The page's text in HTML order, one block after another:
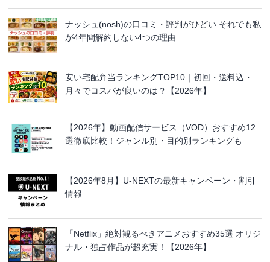
ナッシュ(nosh)の口コミ・評判がひどい それでも私
が4年間解約しない4つの理由
安い宅配弁当ランキングTOP10｜初回・送料込・
月々でコスパが良いのは？【2026年】
【2026年】動画配信サービス（VOD）おすすめ12
選徹底比較！ジャンル別・目的別ランキングも
【2026年8月】U-NEXTの最新キャンペーン・割引
情報
「Netflix」絶対観るべきアニメおすすめ35選 オリジ
ナル・独占作品が超充実！【2026年】